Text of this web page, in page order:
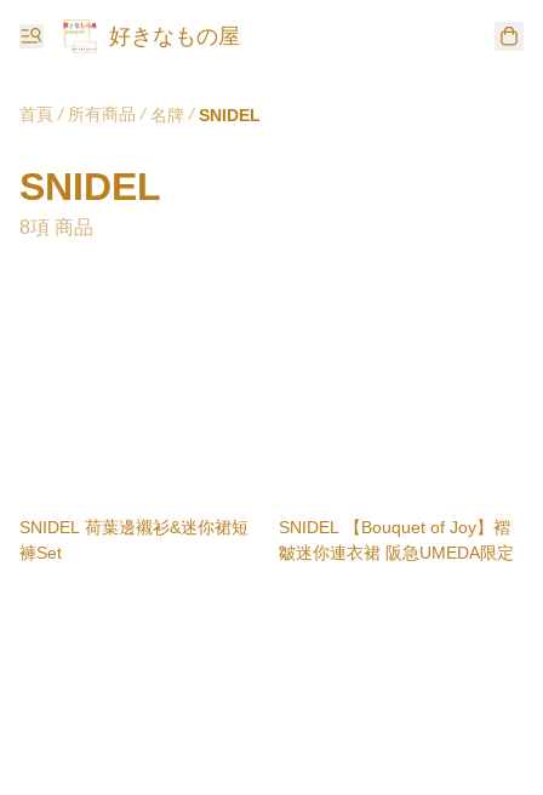
好きなもの屋
首頁 / 所有商品 / 名牌 / SNIDEL
SNIDEL
8項 商品
SNIDEL 荷葉邊襯衫&迷你裙短
褲Set
SNIDEL 【Bouquet of Joy】褶
皺迷你連衣裙 阪急UMEDA限定